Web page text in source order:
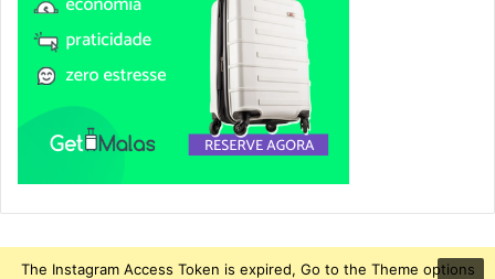
The Instagram Access Token is expired, Go to the Theme options